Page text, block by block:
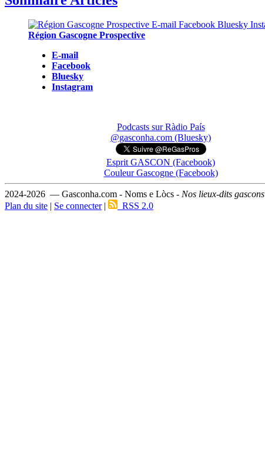
Région Gascogne Prospective
E-mail
Facebook
Bluesky
Instagram
Podcasts sur Ràdio País
@gasconha.com (Bluesky)
Esprit GASCON (Facebook)
Couleur Gascogne (Facebook)
2024-2026 — Gasconha.com - Noms e Lòcs - Nos lieux-dits gascons
Plan du site
Se connecter| RSS 2.0